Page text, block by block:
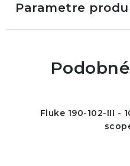
Parametre
Fluke 190-102-III -